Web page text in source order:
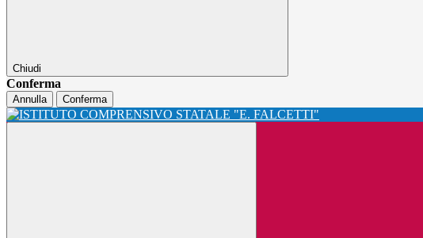
Chiudi
Conferma
Annulla Conferma